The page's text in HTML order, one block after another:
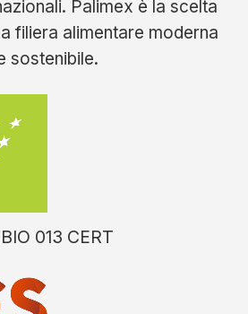
Palimex è la scelta
filiera alimentare moderna
sostenibile.
BIO 013 CERT